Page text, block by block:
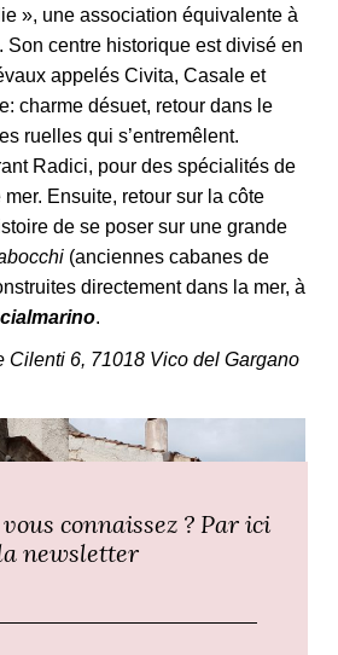
», une association équivalente à
Son centre historique est divisé en
appelés Civita, Casale et
charme désuet, retour dans le
ruelles qui s’entremêlent.
Radici, pour des spécialités de
Ensuite, retour sur la côte
de se poser sur une grande
(anciennes cabanes de
directement dans la mer, à
.
Cilenti 6, 71018 Vico del Gargano
connaissez ? Par ici
newsletter